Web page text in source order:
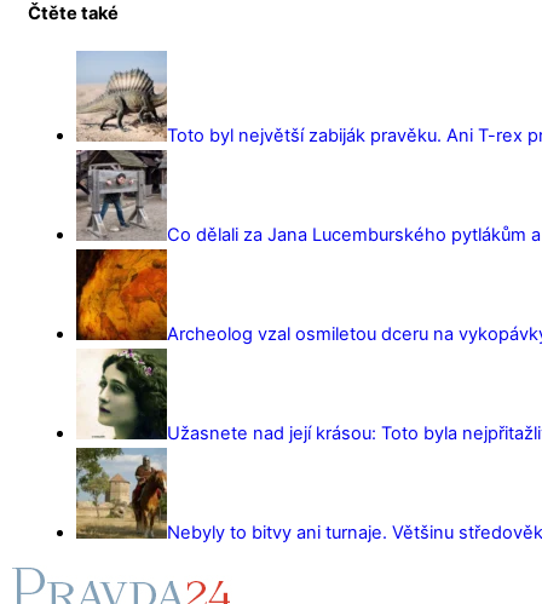
Čtěte také
Toto byl největší zabiják pravěku. Ani T-rex
Co dělali za Jana Lucemburského pytlákům
Archeolog vzal osmiletou dceru na
Užasnete nad její krásou: Toto byla
Nebyly to bitvy ani turnaje. Většinu